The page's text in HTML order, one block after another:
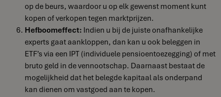
op de beurs, waardoor u op elk gewenst moment kunt
kopen of verkopen tegen marktprijzen.
Hefboomeffect: Indien u bij de juiste onafhankelijke
experts gaat aankloppen, dan kan u ook beleggen in
ETF’s via een IPT (individuele pensioentoezegging) of met
bruto geld in de vennootschap. Daarnaast bestaat de
mogelijkheid dat het belegde kapitaal als onderpand
kan dienen om vastgoed aan te kopen.